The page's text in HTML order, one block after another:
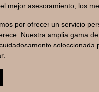
mejor asesoramiento, los
por ofrecer un servicio
Nuestra amplia gama